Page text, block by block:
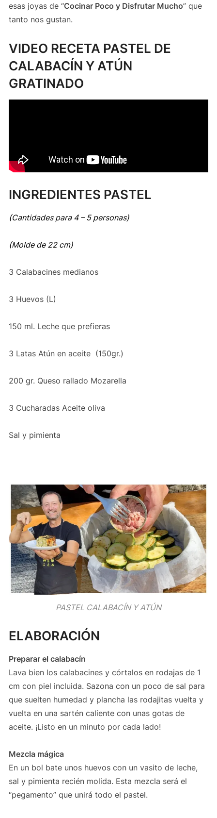
esas joyas de “Cocinar Poco y Disfrutar Mucho” que
tanto nos gustan.
VIDEO RECETA PASTEL DE
CALABACÍN Y ATÚN
GRATINADO
INGREDIENTES PASTEL
(Cantidades para 4 – 5 personas)
(Molde de 22 cm)
3 Calabacines medianos
3 Huevos (L)
150 ml. Leche que prefieras
3 Latas Atún en aceite (150gr.)
200 gr. Queso rallado Mozarella
3 Cucharadas Aceite oliva
Sal y pimienta
PASTEL CALABACÍN Y ATÚN
ELABORACIÓN
Preparar el calabacín
Lava bien los calabacines y córtalos en rodajas de 1
cm con piel incluida. Sazona con un poco de sal para
que suelten humedad y plancha las rodajitas vuelta y
vuelta en una sartén caliente con unas gotas de
aceite. ¡Listo en un minuto por cada lado!
Mezcla mágica
En un bol bate unos huevos con un vasito de leche,
sal y pimienta recién molida. Esta mezcla será el
“pegamento” que unirá todo el pastel.